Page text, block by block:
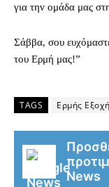
για την ομάδα μας
Σάββα, σου
του Ερμή μας!”
TAGS Ερμής
News